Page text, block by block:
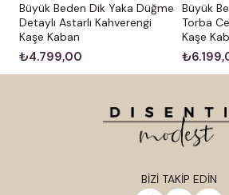
Büyük Beden Dik Yaka Düğme
Detaylı Astarlı Kahverengi
Kaşe Kaban
₺4.799,00
Büyük
Torba
Kaşe
BİZİ TAKİP EDİN